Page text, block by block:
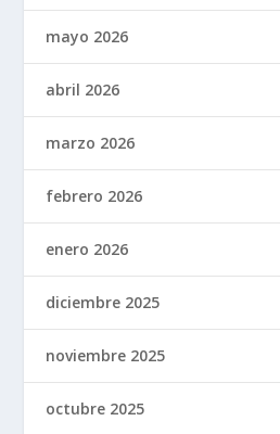
mayo 2026
abril 2026
marzo 2026
febrero 2026
enero 2026
diciembre 2025
noviembre 2025
octubre 2025